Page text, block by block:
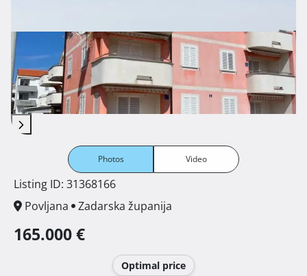
Photos Video
Listing ID: 31368166
Povljana
Zadarska županija
165.000 €
Optimal price